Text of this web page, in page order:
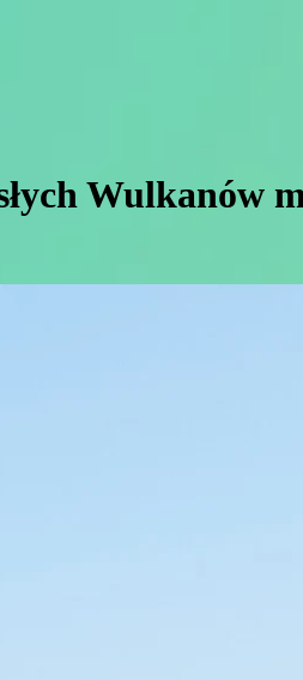
Wulkanów